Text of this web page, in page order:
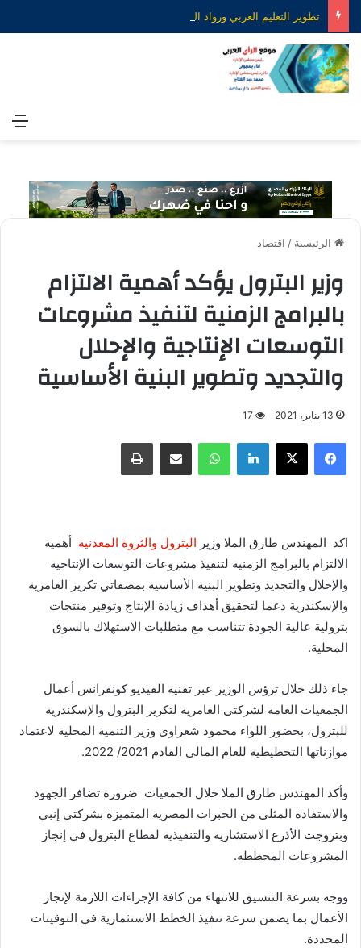
الرئيسية / اقتصاد
وزير البترول يؤكد أهمية الالتزام
بالبرامج الزمنية لتنفيذ مشروعات
التوسعات الإنتاجية والإحلال
والتجديد وتطوير البنية الأساسية
13 يناير، 2021 17
فيسبوك X لينكدإن واتساب مشاركة عبر البريد طباعة
اكد المهندس طارق الملا وزير البترول والثروة المعدنية أهمية
الالتزام بالبرامج الزمنية لتنفيذ مشروعات التوسعات الإنتاجية
والإحلال والتجديد وتطوير البنية الأساسية بمصفاتي تكرير العامرية
والإسكندرية دعما لتحقيق أهداف زيادة الإنتاج وتوفير منتجات
بترولية عالية الجودة تتناسب مع متطلبات الاستهلاك بالسوق
المحلية.
جاء ذلك خلال ترؤس الوزير عبر تقنية الفيديو كونفرانس أعمال
الجمعيات العامة لشركتى العامرية لتكرير البترول والإسكندرية
للبترول، بحضور اللواء محمود شعراوى وزير التنمية المحلية لاعتماد
موازناتها التخطيطية للعام المالى القادم 2021/ 2022.
وأكد المهندس طارق الملا خلال الجمعيات ضرورة تضافر الجهود
والاستفادة المثلى من الخبرات المصرية المتميزة بشركتي إنبي
وبتروجت الأذرع الاستشارية والتنفيذية لقطاع البترول في إنجاز
المشروعات المخططة.
ووجه بسرعة التنسيق للانتهاء من كافة الإجراءات اللازمة لإنجاز
الأعمال بما يضمن سرعة تنفيذ الخطط الاستثمارية في التوقيتات
المحددة.